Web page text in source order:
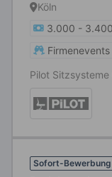
Köln
3.000 -
Firmenevents
Pilot Sitzsysteme
Sofort-Bewerbung